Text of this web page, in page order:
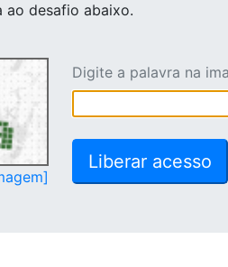
ao desafio abaixo.
Digite a palavra na